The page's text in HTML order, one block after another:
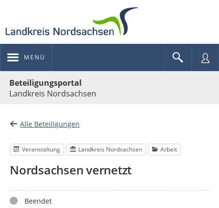
MENÜ
Beteiligungsportal
Landkreis Nordsachsen
Alle Beteiligungen
Veranstaltung Landkreis Nordsachsen Arbeit
Nordsachsen vernetzt
StatusBeendet